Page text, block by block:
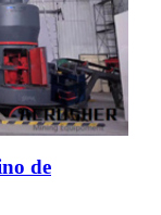
de